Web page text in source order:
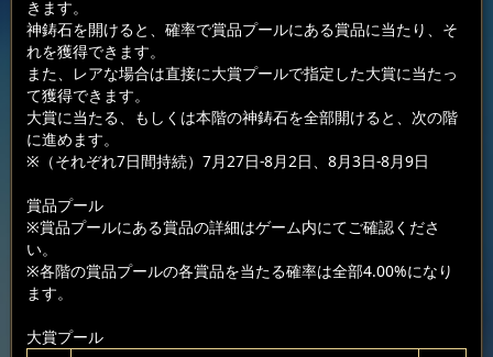
きます。
神鋳石を開けると、確率で賞品プールにある賞品に当たり、そ
れを獲得できます。
また、レアな場合は直接に大賞プールで指定した大賞に当たっ
て獲得できます。
大賞に当たる、もしくは本階の神鋳石を全部開けると、次の階
に進めます。
※（それぞれ7日間持続）7月27日-8月2日、8月3日-8月9日
賞品プール
※賞品プールにある賞品の詳細はゲーム内にてご確認くださ
い。
※各階の賞品プールの各賞品を当たる確率は全部4.00%になり
ます。
大賞プール